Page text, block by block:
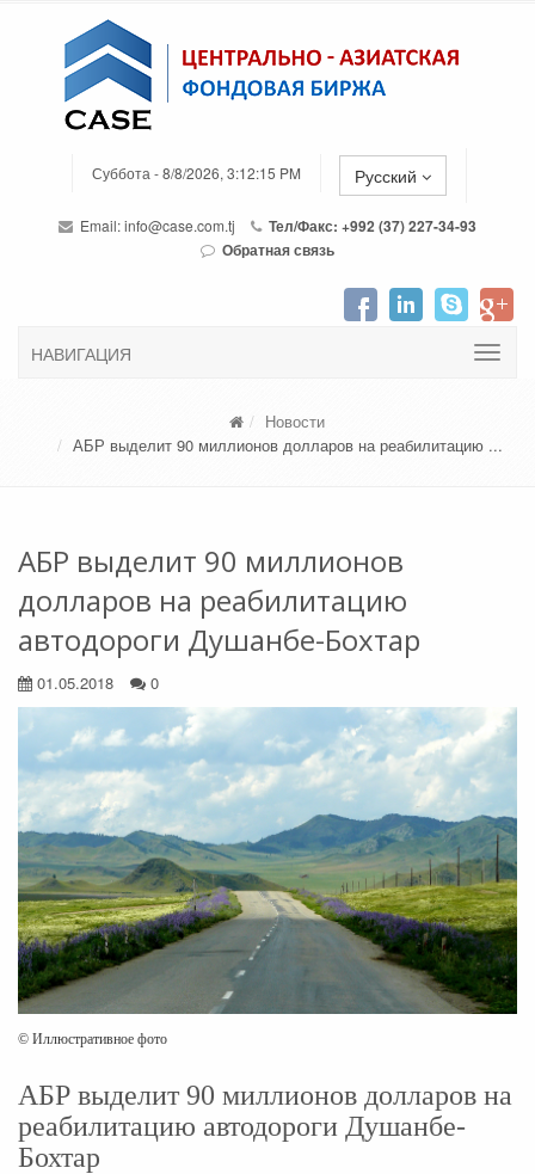
Суббота - 8/8/2026, 3:12:15 PM Русский
Email:info@case.com.tj
Тел/Факс: +992 (37) 227-34-93
Обратная связь
НАВИГАЦИЯ
Новости
АБР выделит 90 миллионов долларов на реабилитацию ...
АБР выделит 90 миллионов
долларов на реабилитацию
автодороги Душанбе-Бохтар
01.05.2018 0
© Иллюстративное фото
АБР выделит 90 миллионов долларов на
реабилитацию автодороги Душанбе-
Бохтар